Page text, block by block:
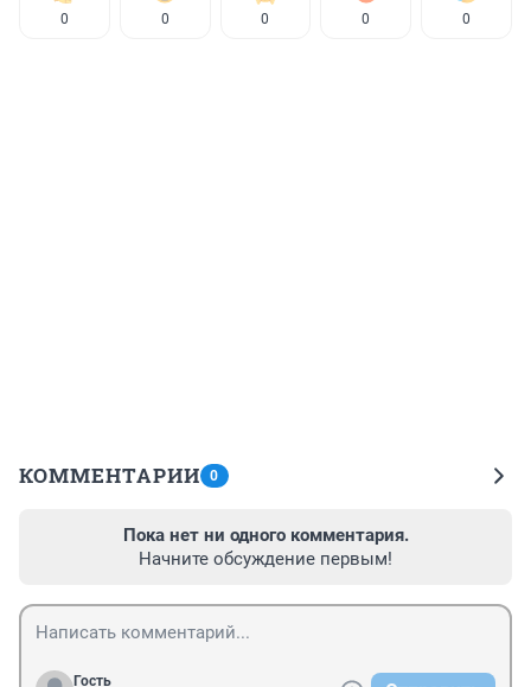
0 0 0 0 0
КОММЕНТАРИИ 0
Пока нет ни одного комментария.
Начните обсуждение первым!
Гость